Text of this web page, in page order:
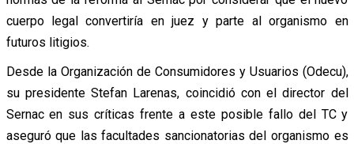
cuerpo legal convertiría en juez y parte al organismo en
futuros litigios.
Desde la Organización de Consumidores y Usuarios (Odecu),
su presidente Stefan Larenas, coincidió con el director del
Sernac en sus críticas frente a este posible fallo del TC y
aseguró que las facultades sancionatorias del organismo es